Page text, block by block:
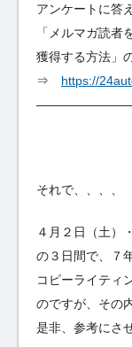
アンケートに答
「メルマガ読者
獲得する方法」
⇒ https://
それで、、、、
４月２日（土）
の３日間で、７
コピーライティ
のですが、その
是非、参考にさ